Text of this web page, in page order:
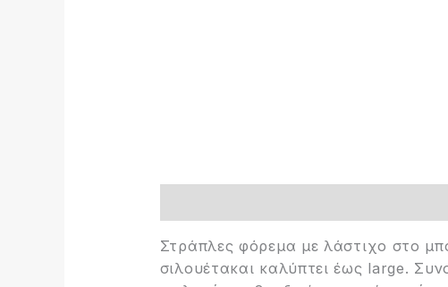
Στράπλες φόρεμα με λάστιχο στο
σιλουέτακαι καλύπτει έως large.